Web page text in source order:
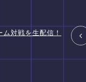
ム対戦を生配信！